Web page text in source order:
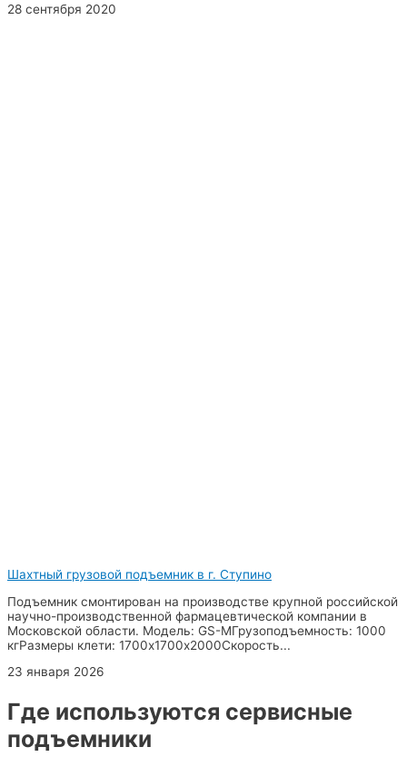
28 сентября 2020
Шахтный грузовой подъемник в г. Ступино
Подъемник смонтирован на производстве крупной российской
научно-производственной фармацевтической компании в
Московской области. Модель: GS-MГрузоподъемность: 1000
кгРазмеры клети: 1700х1700х2000Скорость...
23 января 2026
Где используются сервисные
подъемники